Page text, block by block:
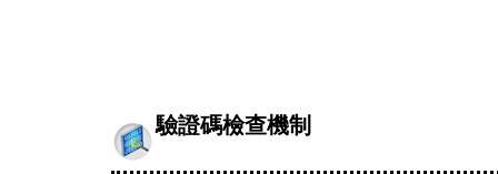
驗證碼檢查機制